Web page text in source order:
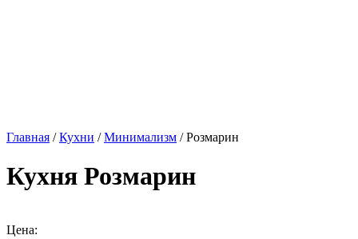
Главная /Кухни /Минимализм / Розмарин
Кухня Розмарин
Цена: